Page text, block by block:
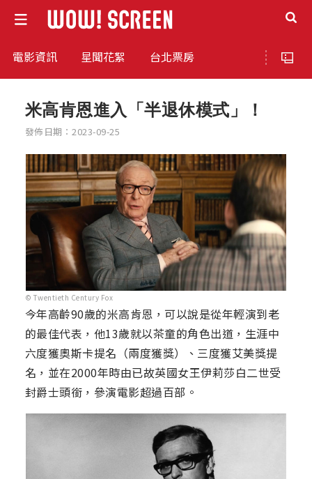
電影資訊 星聞花絮 台北票房
米高肯恩進入「半退休模式」！
發佈日期：2023-09-25
© Twentieth Century Fox
今年高齡90歲的米高肯恩，可以說是從年輕演到老
的最佳代表，他13歲就以茶童的角色出道，生涯中
六度獲奧斯卡提名（兩度獲獎）、三度獲艾美獎提
名，並在2000年時由已故英國女王伊莉莎白二世受
封爵士頭銜，參演電影超過百部。